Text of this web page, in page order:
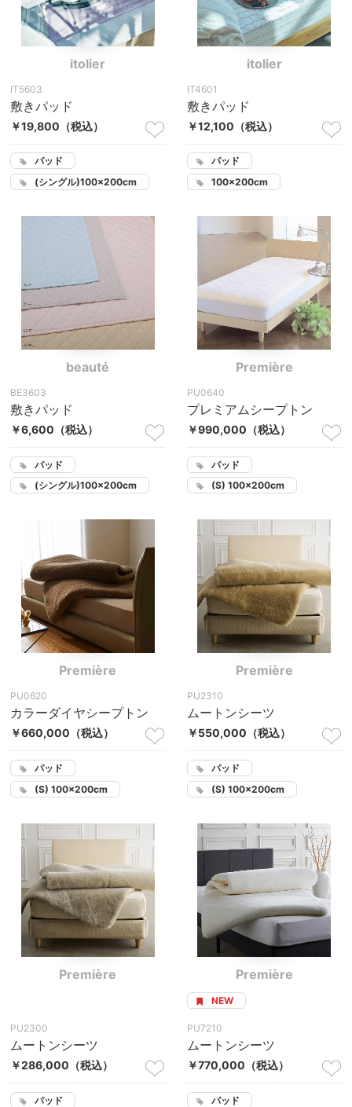
itolier
IT5603
敷きパッド
￥19,800 （税込）
パッド
(シングル)100×200cm
itolier
IT4601
敷きパッド
￥12,100 （税込）
パッド
100×200cm
beauté
BE3603
敷きパッド
￥6,600 （税込）
パッド
(シングル)100×200cm
Première
PU0640
プレミアムシープトン
￥990,000 （税込）
パッド
(S) 100×200cm
Première
PU0620
カラーダイヤシープトン
￥660,000 （税込）
パッド
(S) 100×200cm
Première
PU2310
ムートンシーツ
￥550,000 （税込）
パッド
(S) 100×200cm
Première
PU2300
ムートンシーツ
￥286,000 （税込）
パッド
Première
NEW
PU7210
ムートンシーツ
￥770,000 （税込）
パッド